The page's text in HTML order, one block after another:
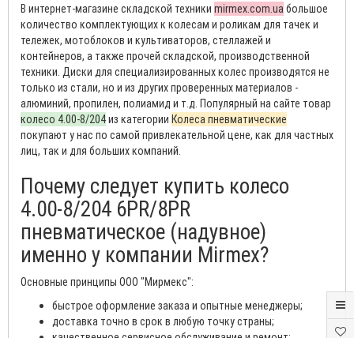
В интернет-магазине складской техники mirmex.com.ua большое
количество комплектующих к колесам и роликам для тачек и
тележек, мотоблоков и культиваторов, стеллажей и
контейнеров, а также прочей складской, производственной
техники. Диски для специализированных колес производятся не
только из стали, но и из других проверенных материалов -
алюминий, пропилен, полиамид и т.д. Популярный на сайте товар
колесо 4.00-8/204из категории Колеса пневматические
покупают у нас по самой привлекательной цене, как для частных
лиц, так и для больших компаний.
Почему следует купить колесо
4.00-8/204 6PR/8PR
пневматическое (надувное)
именно у компании Mirmex?
Основные принципы ООО "Мирмекс":
быстрое оформление заказа и опытные менеджеры;
доставка точно в срок в любую точку страны;